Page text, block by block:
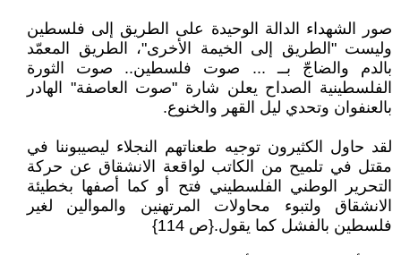
صور الشهداء الدالة الوحيدة على الطريق إلى فلسطين
وليست "الطريق إلى الخيمة الأخرى"، الطريق المعمّد
بالدم والضاجّ بــ ... صوت فلسطين.. صوت الثورة
الفلسطينية الصداح يعلن شارة "صوت العاصفة" الهادر
بالعنفوان وتحدي ليل القهر والخنوع.
لقد حاول الكثيرون توجيه طعناتهم النجلاء ليصيبوننا في
مقتل في تلميح من الكاتب لواقعة الانشقاق عن حركة
التحرير الوطني الفلسطيني فتح أو كما أصفها بخطيئة
الانشقاق ولتبوء محاولات المرتهنين والموالين لغير
فلسطين بالفشل كما يقول.{ص 114}